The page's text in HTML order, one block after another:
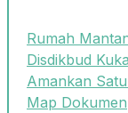
Rumah
Disdikbud
Amankan
Map Dokumen